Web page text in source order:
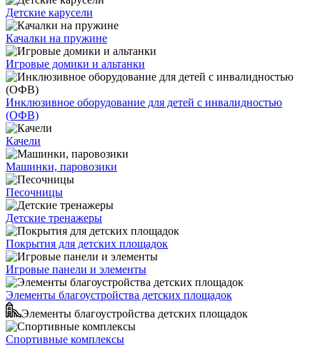
Детские карусели
Качалки на пружине
Игровые домики и альтанки
Инклюзивное оборудование для детей с инвалидностью
(ОФВ)
Качели
Машинки, паровозики
Песочницы
Детские тренажеры
Покрытия для детских площадок
Игровые панели и элементы
Элементы благоустройства детских площадок
Элементы благоустройства детских площадок
Спортивные комплексы